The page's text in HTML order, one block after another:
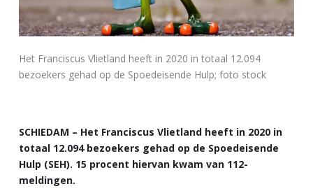
Het Franciscus Vlietland heeft in 2020 in totaal 12.094
bezoekers gehad op de Spoedeisende Hulp; foto stock
SCHIEDAM – Het Franciscus Vlietland heeft in 2020 in
totaal 12.094 bezoekers gehad op de Spoedeisende
Hulp (SEH). 15 procent hiervan kwam van 112-
meldingen.